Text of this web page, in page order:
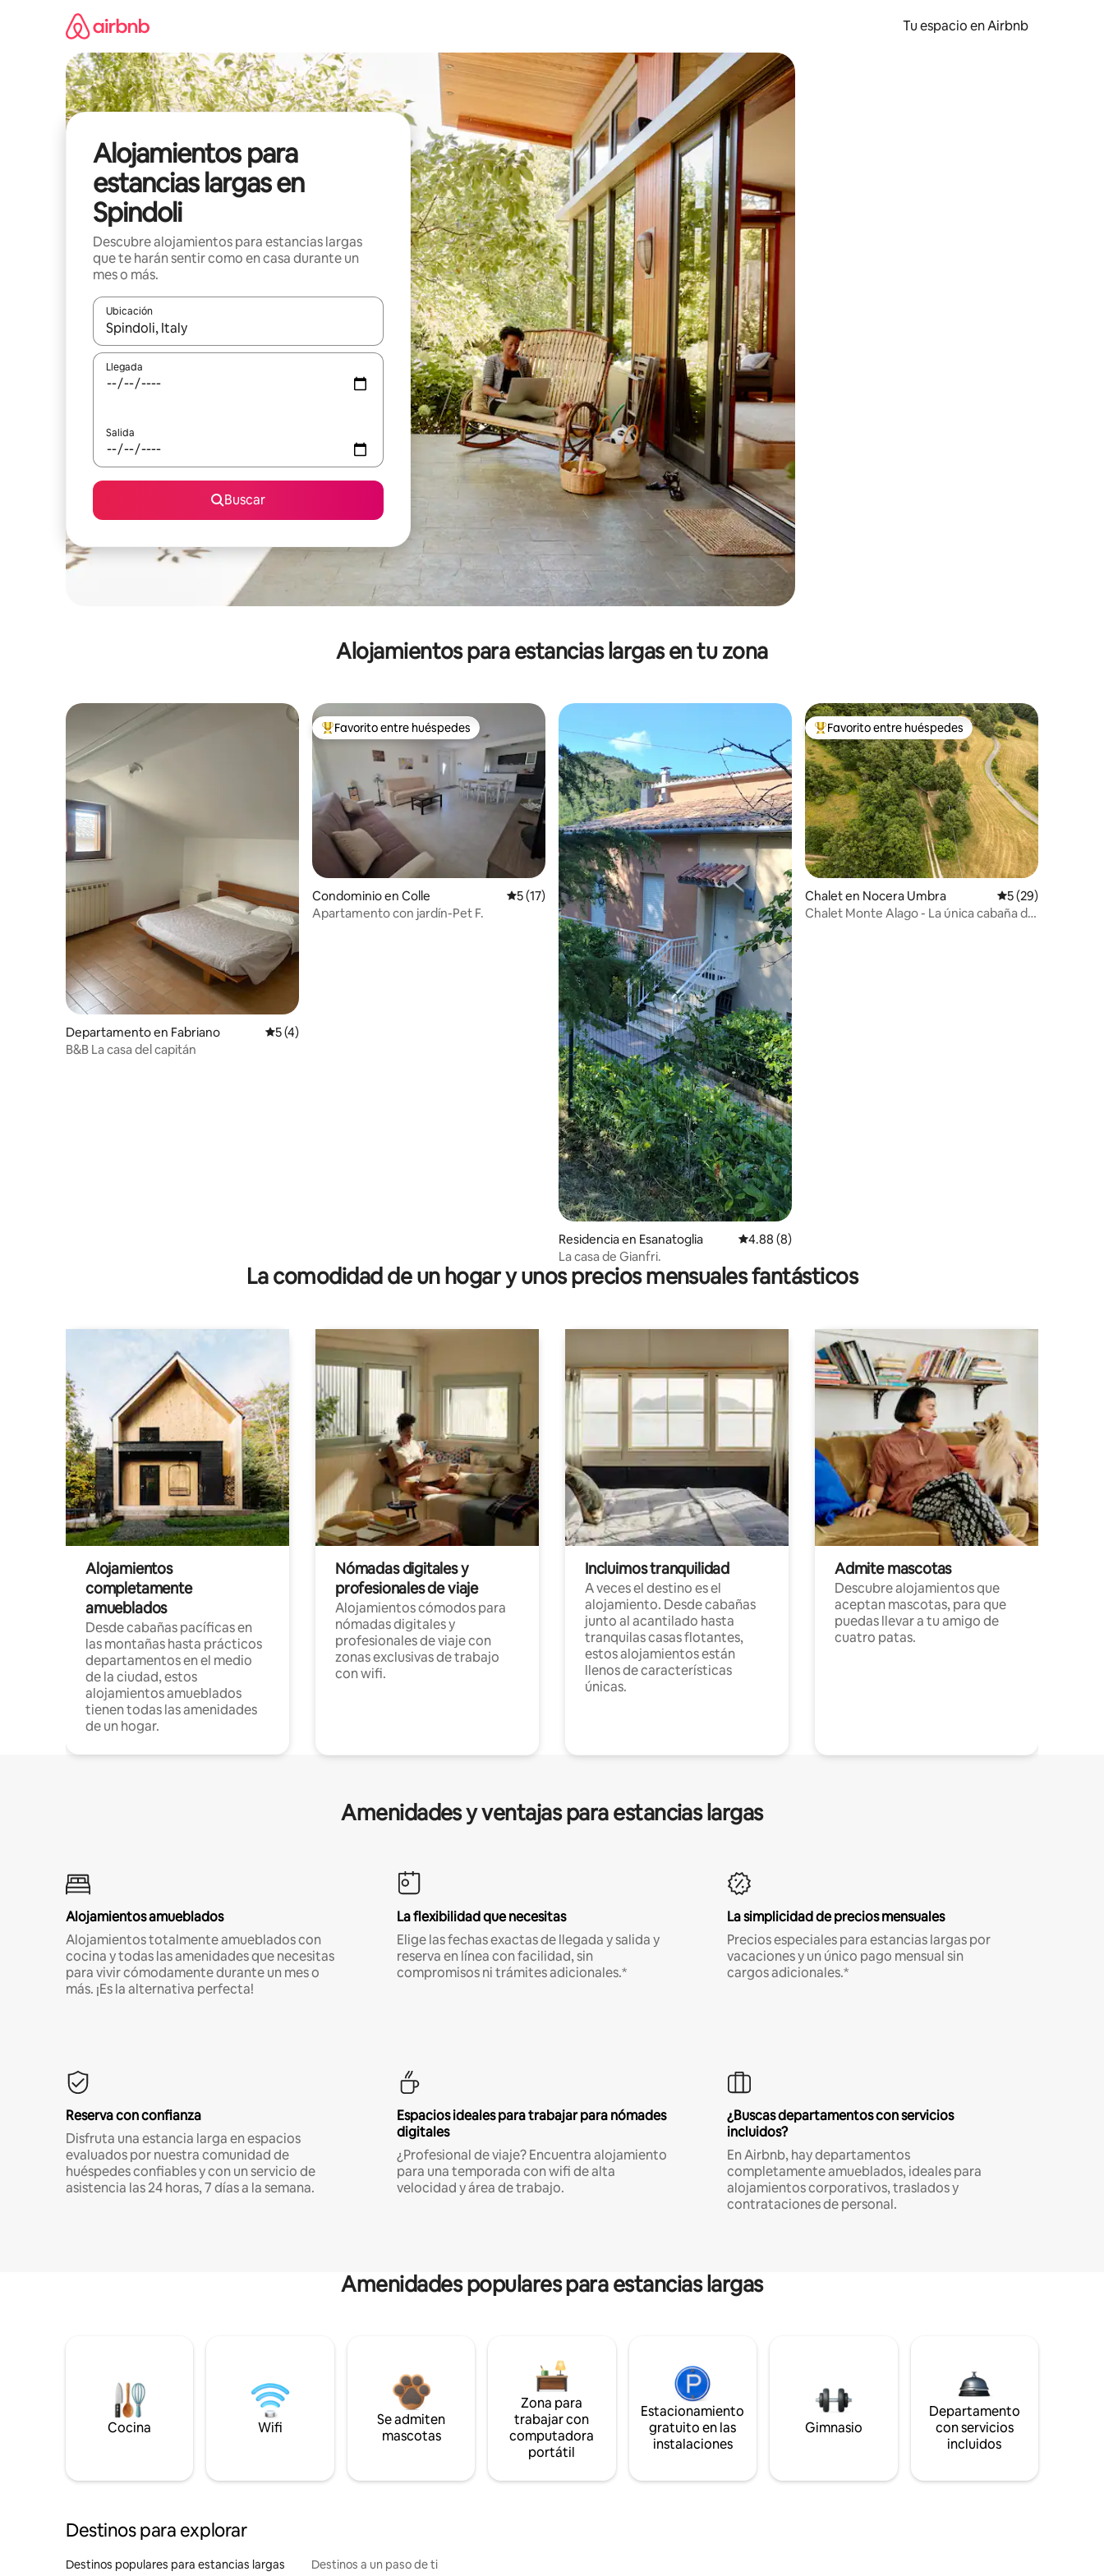
Tu espacio en Airbnb
Alojamientos para
estancias largas en
Spindoli
Descubre alojamientos para estancias largas
que te harán sentir como en casa durante un
mes o más.
Ubicación
Cuando los resultados estén disponibles, podrás navegar usando las teclas de las flechas hacia arriba y hacia abajo, o bien tocando y deslizando la pantalla.
Llegada
Salida
Buscar
Alojamientos para estancias largas en tu zona
Departamento en Fabriano Calificación promedio: 5 de 5; 4 evaluaciones
5 (4)
B&B La casa del capitán
De los mejores en Favorito entre huéspedes
Favorito entre huéspedes
Condominio en Colle Calificación promedio: 5 de 5; 17 evaluaciones
5 (17)
Apartamento con jardín-Pet F.
Residencia en Esanatoglia Calificación promedio: 4.88 de 5; 8 evaluaciones
4.88 (8)
La casa de Gianfri.
De los mejores en Favorito entre huéspedes
Favorito entre huéspedes
Chalet en Nocera Umbra Calificación
5 (29)
Chalet Monte Alago - La única cabaña del
La comodidad de un hogar y unos precios mensuales fantásticos
Alojamientos
completamente
amueblados
Desde cabañas pacíficas en
las montañas hasta prácticos
departamentos en el medio
de la ciudad, estos
alojamientos amueblados
tienen todas las amenidades
de un hogar.
Nómadas digitales y
profesionales de viaje
Alojamientos cómodos para
nómadas digitales y
profesionales de viaje con
zonas exclusivas de trabajo
con wifi.
Incluimos tranquilidad
A veces el destino es el
alojamiento. Desde cabañas
junto al acantilado hasta
tranquilas casas flotantes,
estos alojamientos están
llenos de características
únicas.
Admite mascotas
Descubre alojamientos que
aceptan mascotas, para que
puedas llevar a tu amigo de
cuatro patas.
Amenidades y ventajas para estancias largas
Alojamientos amueblados
Alojamientos totalmente amueblados con
cocina y todas las amenidades que necesitas
para vivir cómodamente durante un mes o
más. ¡Es la alternativa perfecta!
La flexibilidad que necesitas
Elige las fechas exactas de llegada y salida y
reserva en línea con facilidad, sin
compromisos ni trámites adicionales.*
La simplicidad de precios mensuales
Precios especiales para estancias largas por
vacaciones y un único pago mensual sin
cargos adicionales.*
Reserva con confianza
Disfruta una estancia larga en espacios
evaluados por nuestra comunidad de
huéspedes confiables y con un servicio de
asistencia las 24 horas, 7 días a la semana.
Espacios ideales para trabajar para nómades
digitales
¿Profesional de viaje? Encuentra alojamiento
para una temporada con wifi de alta
velocidad y área de trabajo.
¿Buscas departamentos con servicios
incluidos?
En Airbnb, hay departamentos
completamente amueblados, ideales para
alojamientos corporativos, traslados y
contrataciones de personal.
Amenidades populares para estancias largas
Cocina Wifi
Se admiten
mascotas
Zona para
trabajar con
computadora
portátil
Estacionamiento
gratuito en las
instalaciones
Gimnasio
Departamento
con servicios
incluidos
Destinos para explorar
Destinos populares para estancias largas Destinos a un paso de ti